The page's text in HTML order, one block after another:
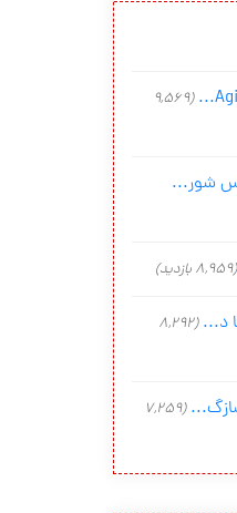
(9,569
شور...
(8,959 بازدید)
د... (8,292
(7,259